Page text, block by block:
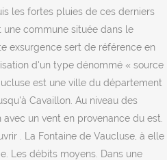
les fortes pluies de ces derniers
une commune située dans le
exsurgence sert de référence en
d'un type dénommé « source
est une ville du département
Cavaillon. Au niveau des
un vent en provenance du est.
. La Fontaine de Vaucluse, à elle
Les débits moyens. Dans une